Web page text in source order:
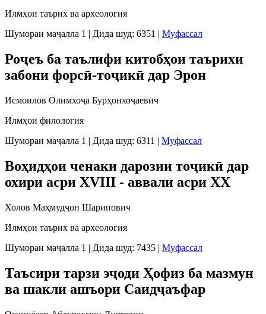
Илмҳои таърих ва археология
Шумораи маҷалла 1 | Дида шуд: 6351 | Муфассал
Роҷеъ ба таълифи китобҳои таърихи
забони форсӣ-тоҷикӣ дар Эрон
Исмоилов Олимхоҷа Бурҳонхоҷаевич
Илмҳои филология
Шумораи маҷалла 1 | Дида шуд: 6311 | Муфассал
Воҳидҳои ченаки дарозии тоҷикӣ дар
охири асри XVIII - аввали асри XX
Холов Маҳмудҷон Шарипович
Илмҳои таърих ва археология
Шумораи маҷалла 1 | Дида шуд: 7435 | Муфассал
Таъсири тарзи эҷоди Ҳофиз ба мазмун
ва шакли ашъори Саидҷаъфар